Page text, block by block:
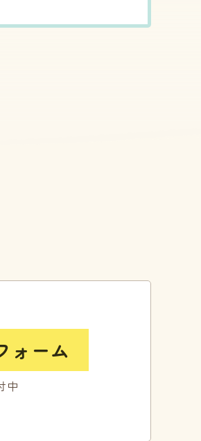
ォーム
中